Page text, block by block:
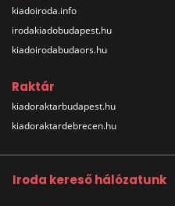
kiadoiroda.info
irodakiadobudapest.hu
kiadoirodabudaors.hu
Raktár
kiadoraktarbudapest.hu
kiadoraktardebrecen.hu
Iroda kereső hálózatunk